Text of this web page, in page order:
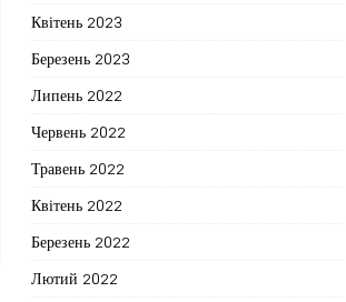
Квітень 2023
Березень 2023
Липень 2022
Червень 2022
Травень 2022
Квітень 2022
Березень 2022
Лютий 2022